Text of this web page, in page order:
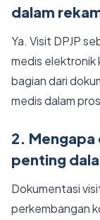
dalam
Ya. Visit DPJP
medis
bagian dari
medis dalam
2. Mengapa
penting
Dokumentasi
perkembangan